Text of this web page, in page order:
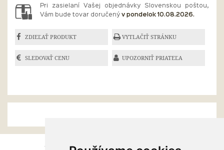
Pri zasielaní Vašej objednávky Slovenskou poštou,
Vám bude tovar doručený v pondelok 10.08.2026.
ZDIEĽAŤ PRODUKT VYTLAČIŤ STRÁNKU
SLEDOVAŤ CENU UPOZORNIŤ PRIATEĽA